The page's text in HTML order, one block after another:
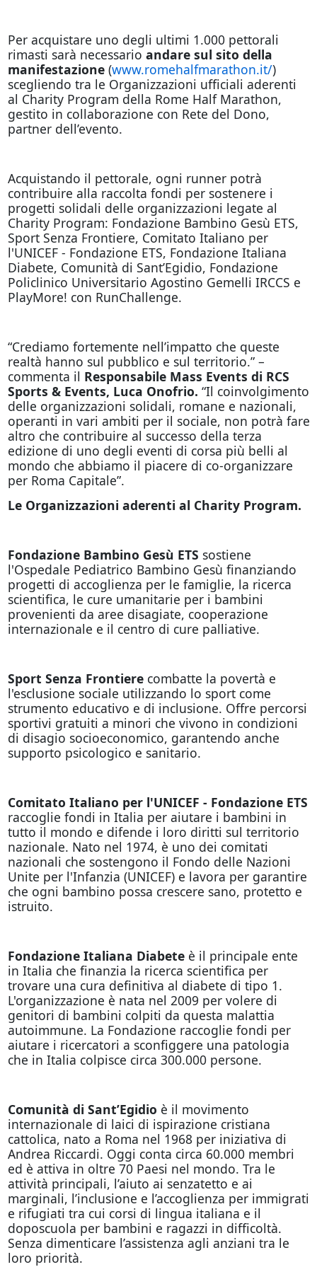
Per acquistare uno degli ultimi 1.000 pettorali
rimasti sarà necessario andare sul sito della
manifestazione(www.romehalfmarathon.it/)
scegliendo tra le Organizzazioni ufficiali aderenti
al Charity Program della Rome Half Marathon,
gestito in collaborazione con Rete del Dono,
partner dell’evento.
Acquistando il pettorale, ogni runner potrà
contribuire alla raccolta fondi per sostenere i
progetti solidali delle organizzazioni legate al
Charity Program: Fondazione Bambino Gesù ETS,
Sport Senza Frontiere, Comitato Italiano per
l'UNICEF - Fondazione ETS, Fondazione Italiana
Diabete, Comunità di Sant’Egidio, Fondazione
Policlinico Universitario Agostino Gemelli IRCCS e
PlayMore! con RunChallenge.
“Crediamo fortemente nell’impatto che queste
realtà hanno sul pubblico e sul territorio.” –
commenta il Responsabile Mass Events di RCS
Sports & Events, Luca Onofrio. “Il coinvolgimento
delle organizzazioni solidali, romane e nazionali,
operanti in vari ambiti per il sociale, non potrà fare
altro che contribuire al successo della terza
edizione di uno degli eventi di corsa più belli al
mondo che abbiamo il piacere di co-organizzare
per Roma Capitale”.
Le Organizzazioni aderenti al Charity Program.
Fondazione Bambino Gesù ETS sostiene
l'Ospedale Pediatrico Bambino Gesù finanziando
progetti di accoglienza per le famiglie, la ricerca
scientifica, le cure umanitarie per i bambini
provenienti da aree disagiate, cooperazione
internazionale e il centro di cure palliative.
Sport Senza Frontiere combatte la povertà e
l'esclusione sociale utilizzando lo sport come
strumento educativo e di inclusione. Offre percorsi
sportivi gratuiti a minori che vivono in condizioni
di disagio socioeconomico, garantendo anche
supporto psicologico e sanitario.
Comitato Italiano per l'UNICEF - Fondazione ETS
raccoglie fondi in Italia per aiutare i bambini in
tutto il mondo e difende i loro diritti sul territorio
nazionale. Nato nel 1974, è uno dei comitati
nazionali che sostengono il Fondo delle Nazioni
Unite per l'Infanzia (UNICEF) e lavora per garantire
che ogni bambino possa crescere sano, protetto e
istruito.
Fondazione Italiana Diabete è il principale ente
in Italia che finanzia la ricerca scientifica per
trovare una cura definitiva al diabete di tipo 1.
L'organizzazione è nata nel 2009 per volere di
genitori di bambini colpiti da questa malattia
autoimmune. La Fondazione raccoglie fondi per
aiutare i ricercatori a sconfiggere una patologia
che in Italia colpisce circa 300.000 persone.
Comunità di Sant’Egidio è il movimento
internazionale di laici di ispirazione cristiana
cattolica, nato a Roma nel 1968 per iniziativa di
Andrea Riccardi. Oggi conta circa 60.000 membri
ed è attiva in oltre 70 Paesi nel mondo. Tra le
attività principali, l’aiuto ai senzatetto e ai
marginali, l’inclusione e l’accoglienza per immigrati
e rifugiati tra cui corsi di lingua italiana e il
doposcuola per bambini e ragazzi in difficoltà.
Senza dimenticare l’assistenza agli anziani tra le
loro priorità.